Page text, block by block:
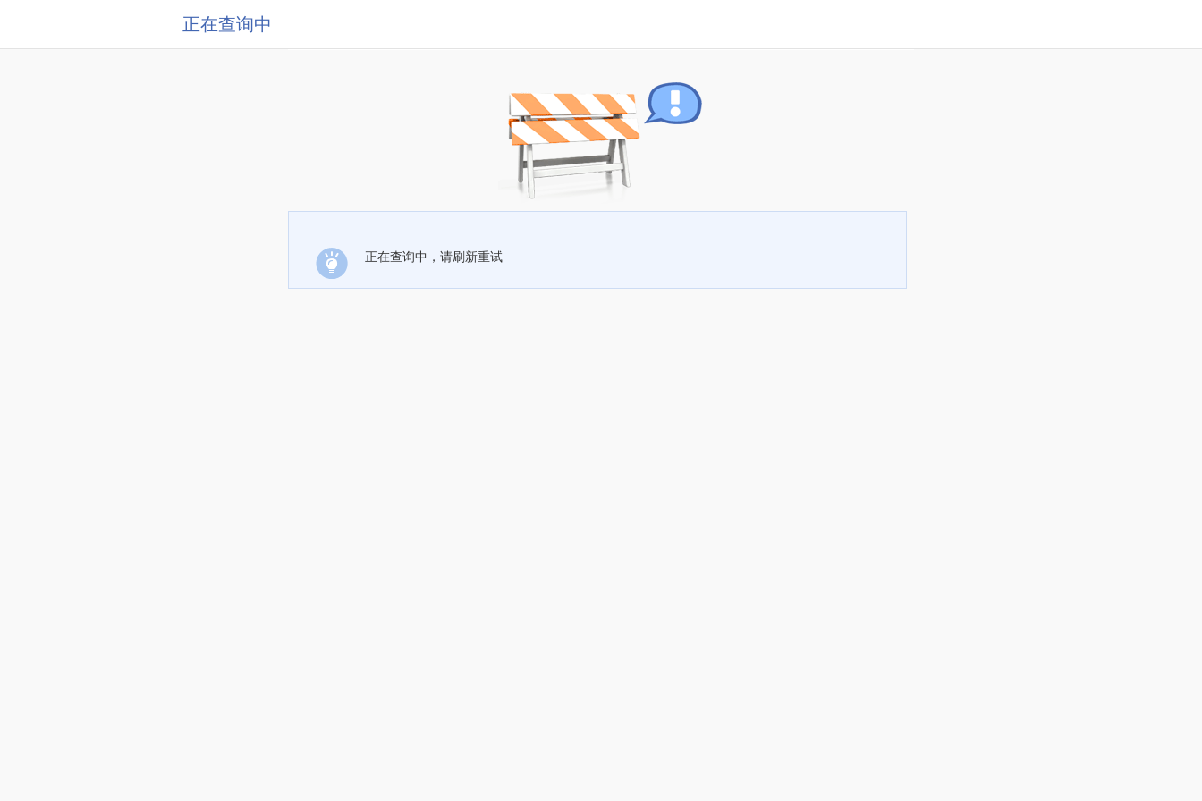
正在查询中
正在查询中，请刷新重试